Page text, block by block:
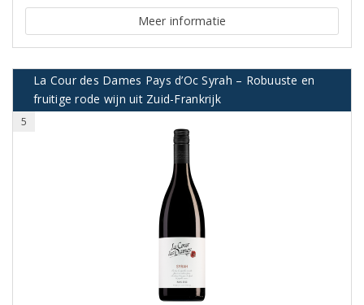
Meer informatie
La Cour des Dames Pays d’Oc Syrah – Robuuste en
fruitige rode wijn uit Zuid-Frankrijk
5